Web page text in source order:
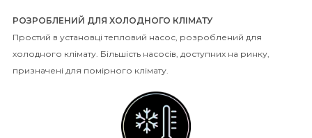
РОЗРОБЛЕНИЙ ДЛЯ ХОЛОДНОГО КЛІМАТУ
Простий в установці тепловий насос, розроблений для
холодного клімату. Більшість насосів, доступних на ринку,
призначені для помірного клімату.